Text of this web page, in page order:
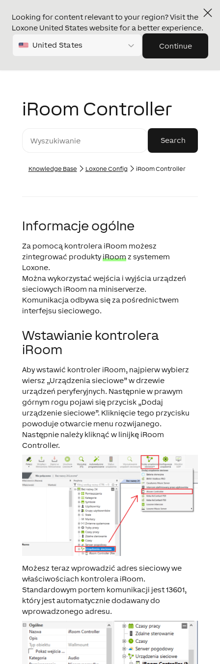
Looking for content relevant to your region? Visit the
Loxone United States website for a better experience.
United States Continue
iRoom Controller
Knowledge Base Loxone Config iRoom Controller
Informacje ogólne
Za pomocą kontrolera iRoom możesz
zintegrować produktyiRoomz systemem
Loxone.
Można wykorzystać wejścia i wyjścia urządzeń
sieciowych iRoom na miniserverze.
Komunikacja odbywa się za pośrednictwem
interfejsu sieciowego.
Wstawianie kontrolera
iRoom
Aby wstawić kontroler iRoom, najpierw wybierz
wiersz „Urządzenia sieciowe” w drzewie
urządzeń peryferyjnych. Następnie w prawym
górnym rogu pojawi się przycisk „Dodaj
urządzenie sieciowe”. Kliknięcie tego przycisku
powoduje otwarcie menu rozwijanego.
Następnie należy kliknąć w linijkę iRoom
Controller.
Możesz teraz wprowadzić adres sieciowy we
właściwościach kontrolera iRoom.
Standardowym portem komunikacji jest 13601,
który jest automatycznie dodawany do
wprowadzonego adresu.